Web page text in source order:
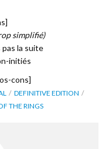
simplifié)
la suite
initiés
cons]
DEFINITIVE EDITION
THE RINGS